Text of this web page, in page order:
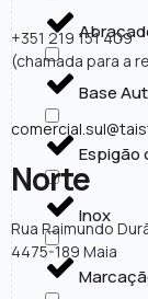
Base
Espigão
Inox
+351 219 151 409
(chamada para a
Norte
Rua Raimundo
4475-189 Maia